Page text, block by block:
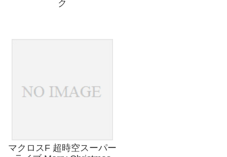
ク
マクロスF 超時空スーパー